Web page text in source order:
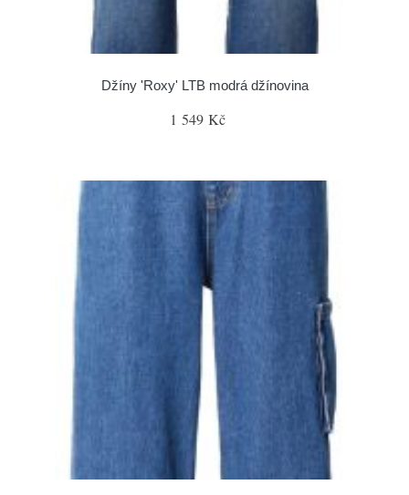
Džíny 'Roxy' LTB modrá džínovina
1 549 Kč